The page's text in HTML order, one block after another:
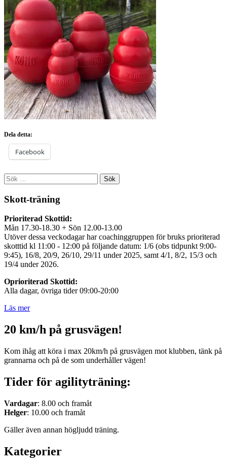
Dela detta:
Facebook
Sök
efter:
Skott-träning
Prioriterad Skottid:
Mån 17.30-18.30 + Sön 12.00-13.00
Utöver dessa veckodagar har coachinggruppen för bruks prioriterad
skotttid kl 11:00 - 12:00 på följande datum: 1/6 (obs tidpunkt 9:00-
9:45), 16/8, 20/9, 26/10, 29/11 under 2025, samt 4/1, 8/2, 15/3 och
19/4 under 2026.
Oprioriterad Skottid:
Alla dagar, övriga tider 09:00-20:00
Läs mer
20 km/h på grusvägen!
Kom ihåg att köra i max 20km/h på grusvägen mot klubben, tänk på
grannarna och på de som underhåller vägen!
Tider för agilityträning:
Vardagar: 8.00 och framåt
Helger: 10.00 och framåt
Gäller även annan högljudd träning.
Kategorier